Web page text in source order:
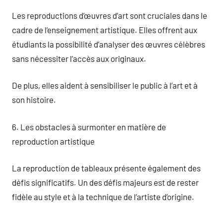
Les reproductions d’œuvres d’art sont cruciales dans le
cadre de l’enseignement artistique. Elles offrent aux
étudiants la possibilité d’analyser des œuvres célèbres
sans nécessiter l’accès aux originaux.
De plus, elles aident à sensibiliser le public à l’art et à
son histoire.
6. Les obstacles à surmonter en matière de
reproduction artistique
La reproduction de tableaux présente également des
défis significatifs. Un des défis majeurs est de rester
fidèle au style et à la technique de l’artiste d’origine.